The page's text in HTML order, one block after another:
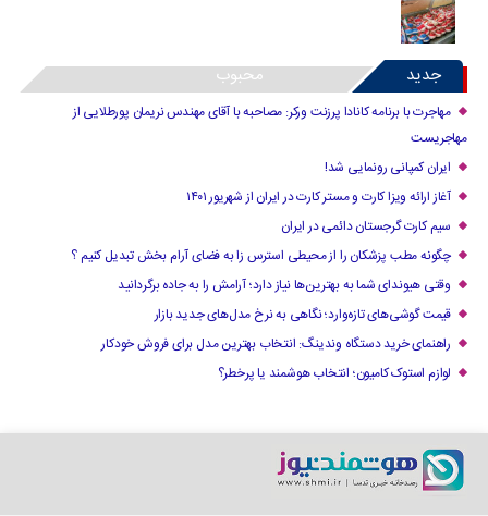
جدید محبوب
مهاجرت با برنامه کانادا پرزنت ورکر: مصاحبه با آقای مهندس نریمان پورطلایی از
مهاجریست
ایران کمپانی رونمایی شد!
آغاز ارائه ویزا کارت و مستر کارت در ایران از شهریور ۱۴۰۱
سیم کارت گرجستان دائمی در ایران
چگونه مطب پزشکان را از محیطی استرس زا به فضای آرام بخش تبدیل کنیم ؟
وقتی هیوندای شما به بهترین‌ها نیاز دارد؛ آرامش را به جاده برگردانید
قیمت گوشی‌های تازه‌وارد؛ نگاهی به نرخ مدل‌های جدید بازار
راهنمای خرید دستگاه وندینگ: انتخاب بهترین مدل برای فروش خودکار
لوازم استوک کامیون؛ انتخاب هوشمند یا پرخطر؟